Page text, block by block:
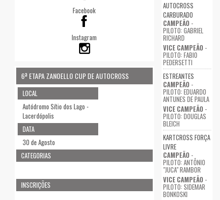
Facebook
Instagram
6ª ETAPA ZANOELLO CUP DE AUTOCROSS
LOCAL
Autódromo Sítio dos Lago -
Lacerdópolis
DATA
30 de Agosto
CATEGORIAS
INSCRIÇÕES
AUTOCROSS
CARBURADO
CAMPEÃO -
PILOTO: GABRIEL
RICHARD
VICE CAMPEÃO -
PILOTO: FABIO
PEDERSETTI
ESTREANTES
CAMPEÃO -
PILOTO: EDUARDO
ANTUNES DE PAULA
VICE CAMPEÃO -
PILOTO: DOUGLAS
BLEICH
KARTCROSS FORÇA
LIVRE
CAMPEÃO -
PILOTO: ANTÔNIO
"JUCA" RAMBOR
VICE CAMPEÃO -
PILOTO: SIDEMAR
BONKOSKI